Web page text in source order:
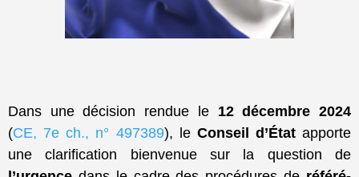
Dans une décision rendue le 12 décembre 2024
(CE, 7e ch., n° 497389), le Conseil d’Étatapporte
une clarification bienvenue sur la question de